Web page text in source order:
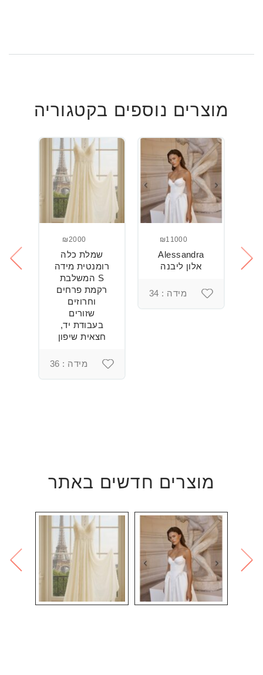
מוצרים נוספים בקטגוריה
₪11000
Alessandra
אלון ליבנה
מידה : 34
₪2000
שמלת כלה
רומנטית מידה
S המשלבת
רקמת פרחים
וחרוזים
שזורים
בעבודת יד,
חצאית שיפון
מידה : 36
מוצרים חדשים באתר